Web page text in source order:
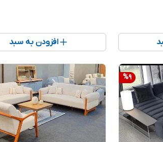
افزودن به سبد
%9